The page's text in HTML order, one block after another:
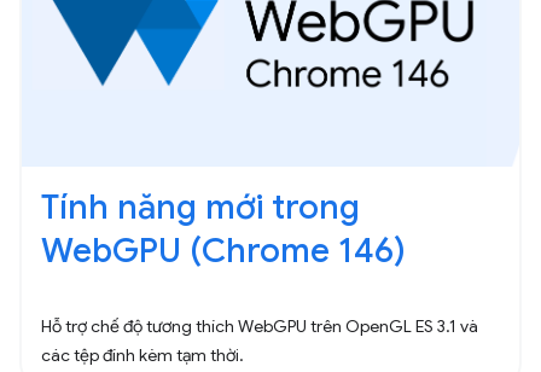
Tính năng mới trong
WebGPU (Chrome 146)
Hỗ trợ chế độ tương thích WebGPU trên OpenGL ES 3.1 và
các tệp đính kèm tạm thời.